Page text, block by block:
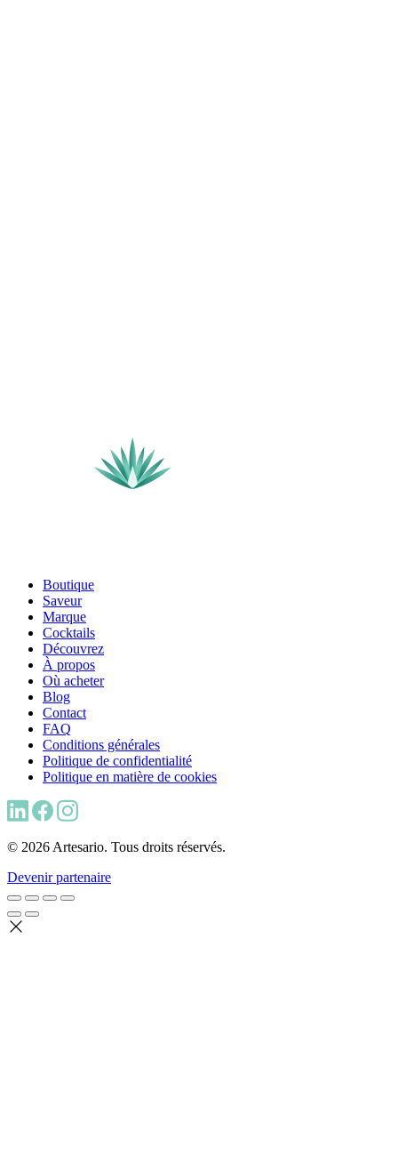
Boutique
Saveur
Marque
Cocktails
Découvrez
À propos
Où acheter
Blog
Contact
FAQ
Conditions générales
Politique de confidentialité
Politique en matière de cookies
© 2026 Artesario. Tous droits réservés.
Devenir partenaire